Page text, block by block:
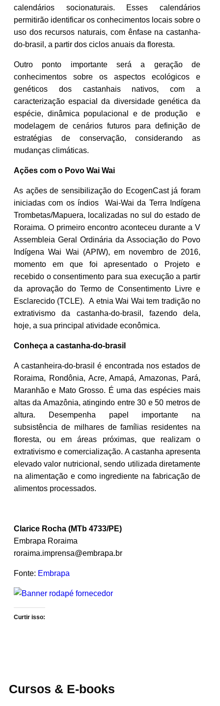
calendários socionaturais. Esses calendários
permitirão identificar os conhecimentos locais sobre o
uso dos recursos naturais, com ênfase na castanha-
do-brasil, a partir dos ciclos anuais da floresta.
Outro ponto importante será a geração de
conhecimentos sobre os aspectos ecológicos e
genéticos dos castanhais nativos, com a
caracterização espacial da diversidade genética da
espécie, dinâmica populacional e de produção e
modelagem de cenários futuros para definição de
estratégias de conservação, considerando as
mudanças climáticas.
Ações com o Povo Wai Wai
As ações de sensibilização do EcogenCast já foram
iniciadas com os índios Wai-Wai da Terra Indígena
Trombetas/Mapuera, localizadas no sul do estado de
Roraima. O primeiro encontro aconteceu durante a V
Assembleia Geral Ordinária da Associação do Povo
Indígena Wai Wai (APIW), em novembro de 2016,
momento em que foi apresentado o Projeto e
recebido o consentimento para sua execução a partir
da aprovação do Termo de Consentimento Livre e
Esclarecido (TCLE). A etnia Wai Wai tem tradição no
extrativismo da castanha-do-brasil, fazendo dela,
hoje, a sua principal atividade econômica.
Conheça a castanha-do-brasil
A castanheira-do-brasil é encontrada nos estados de
Roraima, Rondônia, Acre, Amapá, Amazonas, Pará,
Maranhão e Mato Grosso. É uma das espécies mais
altas da Amazônia, atingindo entre 30 e 50 metros de
altura. Desempenha papel importante na
subsistência de milhares de famílias residentes na
floresta, ou em áreas próximas, que realizam o
extrativismo e comercialização. A castanha apresenta
elevado valor nutricional, sendo utilizada diretamente
na alimentação e como ingrediente na fabricação de
alimentos processados.
Clarice Rocha (MTb 4733/PE)
Embrapa Roraima
roraima.imprensa@embrapa.br
Fonte: Embrapa
Curtir isso:
Cursos & E-books